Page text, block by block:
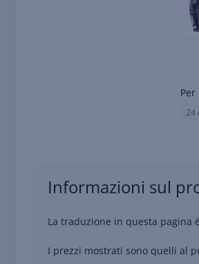
Per
Informazioni sul
La traduzione in questa pagina
I prezzi mostrati sono quelli al